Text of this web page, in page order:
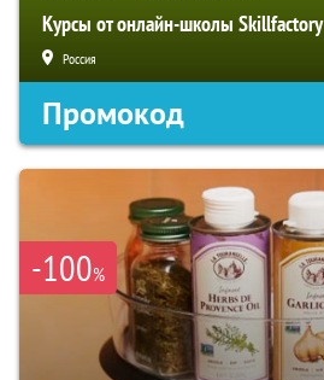
Курсы от онлайн-школы Skillfactory
Россия
Промокод
-100%